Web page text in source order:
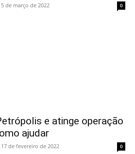
5 de março de 2022 0
e atinge operação
ajudar
17 de fevereiro de 2022 0